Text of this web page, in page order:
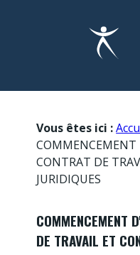
Vous êtes ici :
COMMENCEMENT
CONTRAT DE
JURIDIQUES
COMMENCEMENT
DE TRAVAIL ET